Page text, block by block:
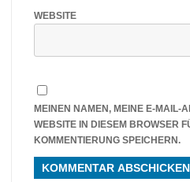
WEBSITE
MEINEN NAMEN, MEINE E-MAIL-
WEBSITE IN DIESEM BROWSER
KOMMENTIERUNG SPEICHERN.